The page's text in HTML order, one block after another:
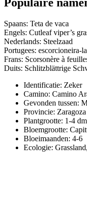
Spaans: Teta de vaca
Engels: Cutleaf viper’s
Nederlands: Steelzaad
Portugees: escorcioneira-
Frans: Scorsonère à
Duits: Schlitzblättrige
Identificatie: Zeker
Camino: Camino
Gevonden tussen:
Provincie: Zaragoza
Plantgrootte: 1-4 dm
Bloemgrootte:
Bloeimaanden: 4-6
Ecologie: